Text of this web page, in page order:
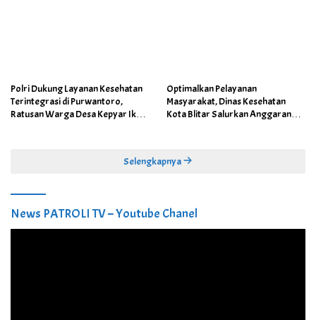
Polri Dukung Layanan Kesehatan
Terintegrasi di Purwantoro,
Ratusan Warga Desa Kepyar Ikuti
Optimalkan Pelayanan
Masyarakat, Dinas Kesehatan
Kota Blitar Salurkan Anggaran
Selengkapnya
News PATROLI TV – Youtube Chanel